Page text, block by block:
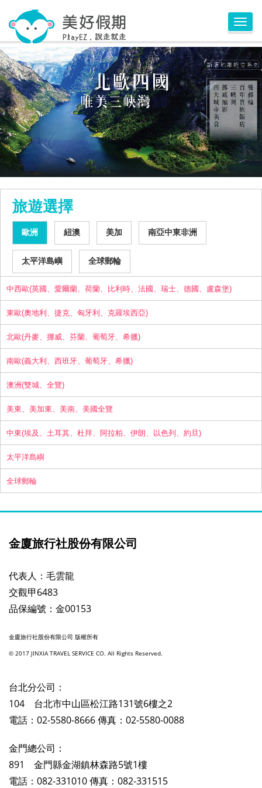
旅遊選擇
歐洲 紐澳 美加 南亞中東非洲
太平洋島嶼 全球郵輪
中西歐(英國、愛爾蘭、荷蘭、比利時、法國、瑞士、德國、盧森堡)
東歐(奧地利、捷克、匈牙利、克羅埃西亞)
北歐(丹麥、挪威、芬蘭、葡萄牙、希臘)
南歐(義大利、西班牙、葡萄牙、希臘)
澳洲(雙城、全覽)
美東、美加東、美南、美國全覽
中東(埃及、土耳其、杜拜、阿拉柏、伊朗、以色列、約旦)
太平洋島嶼
全球郵輪
金廈旅行社股份有限公司
代表人：毛雲龍
交觀甲6483
品保編號：金00153
金廈旅行社股份有限公司 版權所有
© 2017 JINXIA TRAVEL SERVICE CO. All Rights Reserved.
台北分公司：
104 台北市中山區松江路131號6樓之2
電話：02-5580-8666 傳真：02-5580-0088
金門總公司：
891 金門縣金湖鎮林森路5號1樓
電話：082-331010 傳真：082-331515